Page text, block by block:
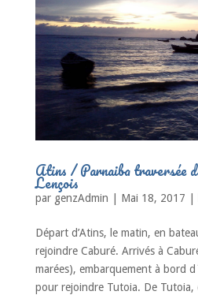
Atins / Parnaiba traversée
Lençois
par genzAdmin Mai 18, 2017
Départ d’Atins, le matin, en
rejoindre Caburé. Arrivés à
marées), embarquement à bord
pour rejoindre Tutoia. De Tutoia,